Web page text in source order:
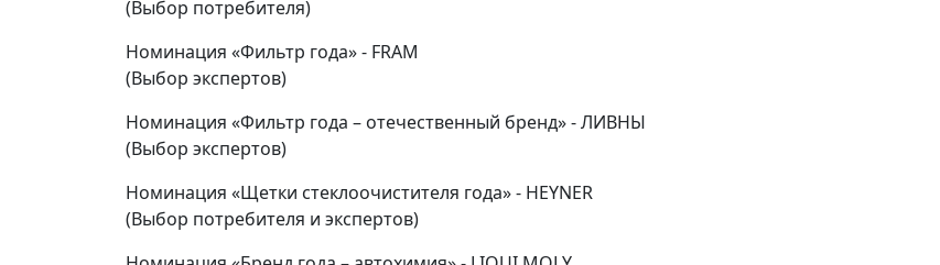
(Выбор потребителя)
Номинация «Фильтр года» - FRAM
(Выбор экспертов)
Номинация «Фильтр года – отечественный бренд» - ЛИВНЫ
(Выбор экспертов)
Номинация «Щетки стеклоочистителя года» - HEYNER
(Выбор потребителя и экспертов)